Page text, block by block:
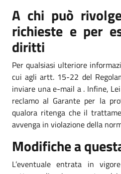
A chi può
richieste e per
diritti
Per qualsiasi ulteriore
cui agli artt. 15-22 del
inviare una e-mail a . Infine,
reclamo al Garante per la
qualora ritenga che il
avvenga in violazione della
Modifiche a
L’eventuale entrata in